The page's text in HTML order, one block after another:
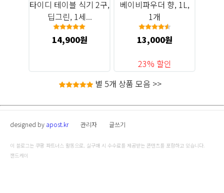
타이디 테이블 식기 2구,
딥그린, 1세...
14,900원
베이비파우더 향, 1L,
1개
13,000원
23% 할인
별 5개 상품 모음 >>
designed by apost.kr 관리자 글쓰기
이 블로그는 쿠팡 파트너스 활동으로, 실구매 시 수수료를 제공받는 콘텐츠를 포함하고 있습니다.
잰드케이